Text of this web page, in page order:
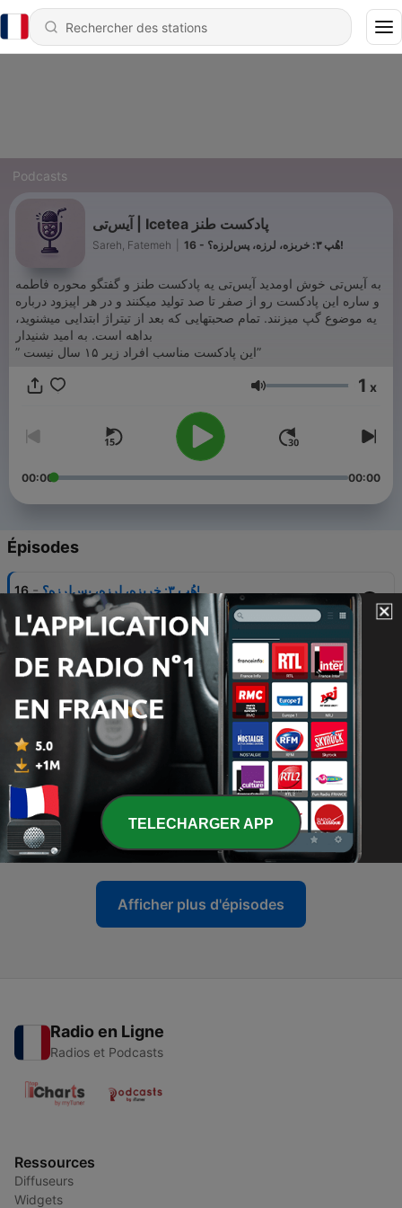
Podcasts
آیس‌تی | Icetea پادکست طنز
Sareh, Fatemeh 16 - هُپ ۳: خربزه، لرزه، پس‌لرزه؟!
به آیس‌تی خوش اومدید آیس‌تی یه پادکست طنز و گفتگو محوره فاطمه
و ساره این پادکست رو از صفر تا صد تولید میکنند و در هر اپیزود درباره
یه موضوع گپ میزنند. تمام صحبتهایی که بعد از تیتراژ ابتدایی میشنوید،
” این پادکست مناسب افراد زیر ۱۵ سال نیست”
Volume 1 x
00:00 00:00
Épisodes
16 - هُپ ۳: خربزه، لرزه، پس‌لرزه؟!
29 juil. 2026
چهارده: مزه‌ی لوتی خاکه
15 juil. 2026
14 - سیزده: جنگ شد۲(اَدَسَّر)
13 - دوازده: تُف بریزید رو عروس و دوماد
07 janv. 2026
12 - یازده: چِک‌لیستِ بیشعوری
24 déc. 2025
Afficher plus d'épisodes
Radio en Ligne
Radios et Podcasts
Ressources
Diffuseurs
Widgets
TELECHARGER APP